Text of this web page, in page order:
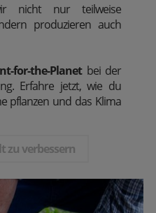
nicht nur teilweise
produzieren auch
for-the-Planetbei der
Erfahre jetzt, wie du
pflanzen und das Klima
zu verbessern